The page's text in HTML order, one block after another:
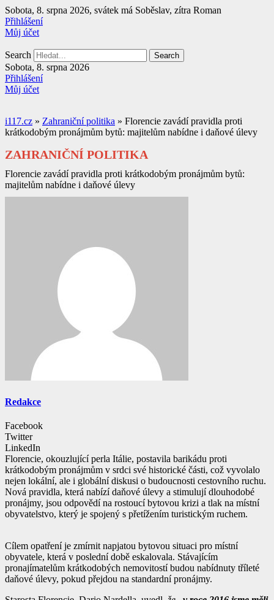
Přejít
k
obsahu
Sobota, 8. srpna 2026, svátek má Soběslav, zítra Roman
Přihlášení
Můj účet
Search Search
Sobota, 8. srpna 2026
Přihlášení
Můj účet
i117.cz » Zahraniční politika » Florencie zavádí pravidla proti
krátkodobým pronájmům bytů: majitelům nabídne i daňové úlevy
ZAHRANIČNÍ POLITIKA
Florencie zavádí pravidla proti krátkodobým pronájmům bytů:
majitelům nabídne i daňové úlevy
Redakce
Facebook
Twitter
LinkedIn
Florencie, okouzlující perla Itálie, postavila barikádu proti
krátkodobým pronájmům v srdci své historické části, což vyvolalo
nejen lokální, ale i globální diskusi o budoucnosti cestovního ruchu.
Nová pravidla, která nabízí daňové úlevy a stimulují dlouhodobé
pronájmy, jsou odpovědí na rostoucí bytovou krizi a tlak na místní
obyvatelstvo, který je spojený s přetížením turistickým ruchem.
Cílem opatření je zmírnit napjatou bytovou situaci pro místní
obyvatele, která v poslední době eskalovala. Stávajícím
pronajímatelům krátkodobých nemovitostí budou nabídnuty tříleté
daňové úlevy, pokud přejdou na standardní pronájmy.